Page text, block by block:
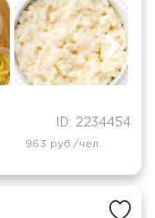
ID: 2234454
963 руб./чел.